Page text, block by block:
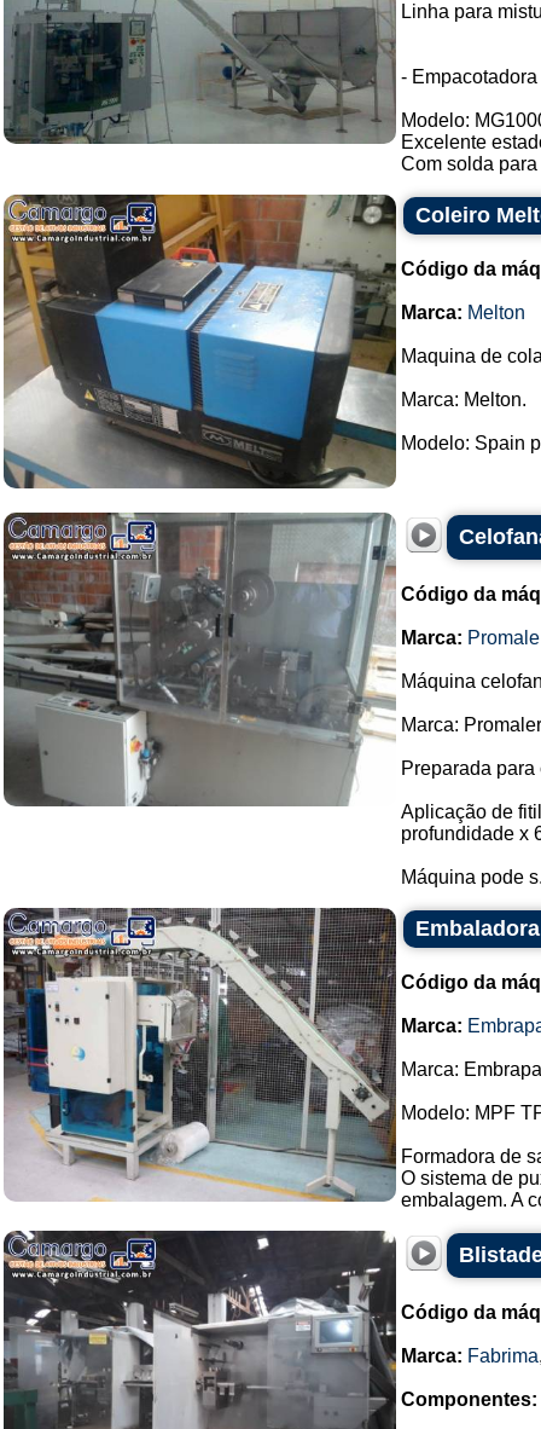
Linha para
-
Modelo:
Excelente
Com solda
Coleiro
Código da
Marca: Melton
Maquina de
Marca: Melton.
Modelo: Spain
Código da
Marca:
Máquina
Marca:
Preparada
Aplicação de
profundidade x
Máquina pode
Código da
Marca:
Marca:
Modelo: MPF
Formadora de
O sistema de
embalagem. A
Código da
Marca: Fabrima
Componentes: